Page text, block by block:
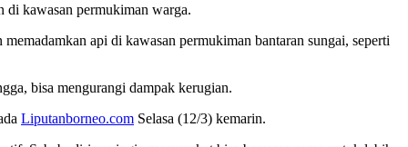
di kawasan permukiman warga.
api di kawasan permukiman bantaran sungai, seperti
bisa mengurangi dampak kerugian.
Liputanborneo.com Selasa (12/3) kemarin.